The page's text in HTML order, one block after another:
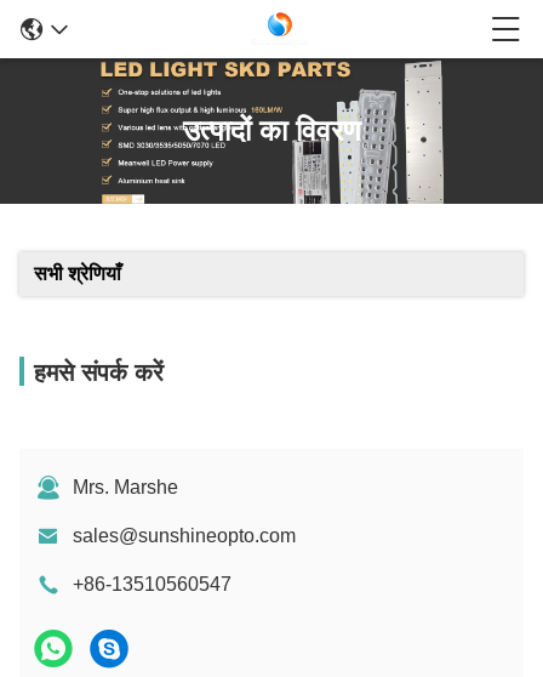
उत्पादों का विवरण
सभी श्रेणियाँ
हमसे संपर्क करें
Mrs. Marshe
sales@sunshineopto.com
+86-13510560547